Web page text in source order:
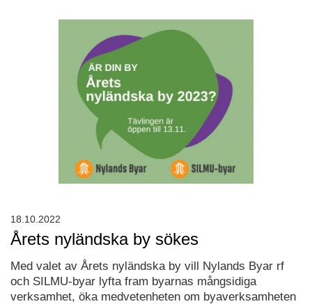
Årets nyländska by sökes
Med valet av Årets nyländska by vill Nylands Byar rf
och SILMU-byar lyfta fram byarnas mångsidiga
verksamhet, öka medvetenheten om byaverksamheten
18.10.2022